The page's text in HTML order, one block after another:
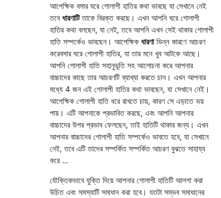
আপেক্ষিক বসার ঘরে গোলাপী হাতির কথা ভাবছে যা সেখানে নেই
তবে ধারণাটিতাকে বিরক্ত করছে। এখন আপনি ঘরে গোলাপী
হাতির কথা বলছেন, যা নেই, তবে আপনি এখন সেই থাকার গোলাপী
হাতি সম্পর্কেও ভাবছেন। আপেক্ষিক ধারণাভিন্ন কারণে আচরণ
করেবসার ঘরে গোলাপী হাতির, যা তার মনে খুব আটকে আছে।
আপনি গোলাপী হাতি সহানুভূতি সহ আলোচনা করে আপনার
বাচ্চাদের কাছে তার আচরণটি ব্যাখ্যা করতে চান। এখন আপনার
মধ্যে 4 জন এই গোলাপী হাতির কথা ভাবছেন, যা সেখানে নেই।
আপেক্ষিক গোলাপী হাতি ধরে রাখতে চায়, কারণ সে এড়াতে ভয়
পায়। এটি আপনাকে প্রভাবিত করছে, এবং আপনি আপনার
বাচ্চাদের উপর প্রভাব ফেলছেন, তাই হাতিটি থাকার জন্য। এখন
আপনার বাচ্চাদের গোলাপী হাতি সম্পর্কেও ভাবতে হবে, যা সেখানে
নেই, তবে এটি তাদের সম্পর্কিত সম্পর্কিত আচরণ বুঝতে সাহায্য
করে ...
যৌক্তিকভাবে যুক্তি দিয়ে আপনার গোলাপী হাতিটি আলগা করা
উচিত এবং সমস্যাটি সমাধান করা হবে। যতটা সম্ভব সমাধানের